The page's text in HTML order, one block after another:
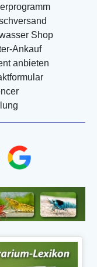
Shop
Ankauf
anbieten